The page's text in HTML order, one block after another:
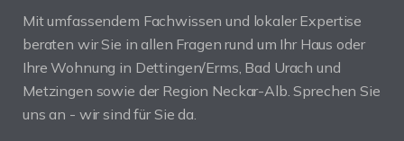
Mit umfassendem Fachwissen und lokaler Expertise
beraten wir Sie in allen Fragen rund um Ihr Haus oder
Ihre Wohnung in Dettingen/Erms, Bad Urach und
Metzingen sowie der Region Neckar-Alb. Sprechen Sie
uns an - wir sind für Sie da.